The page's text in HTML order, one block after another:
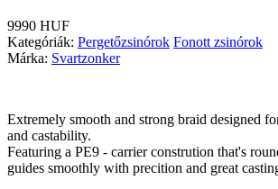
9990 HUF
Kategóriák: Pergetőzsinórok Fonott zsinórok
Márka: Svartzonker
Extremely smooth and strong braid designed
and castability.
Featuring a PE9 - carrier constrution that's
guides smoothly with precition and great